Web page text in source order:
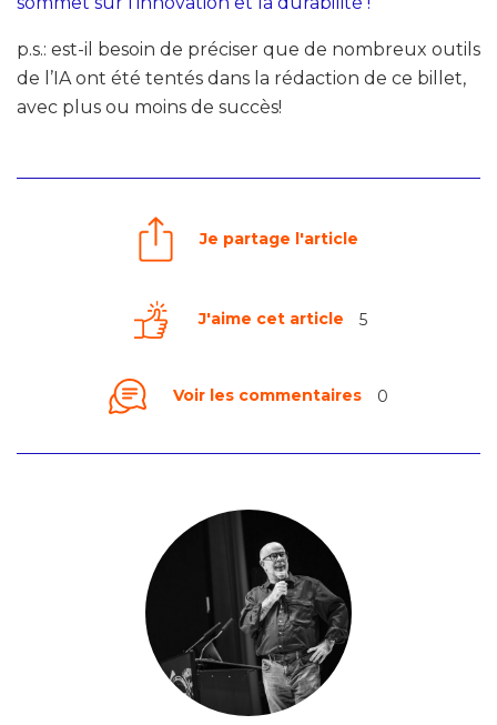
p.s.: est-il besoin de préciser que de nombreux outils
de l’IA ont été tentés dans la rédaction de ce billet,
avec plus ou moins de succès!
Je partage l'article
J'aime cet article 5
Voir les commentaires 0